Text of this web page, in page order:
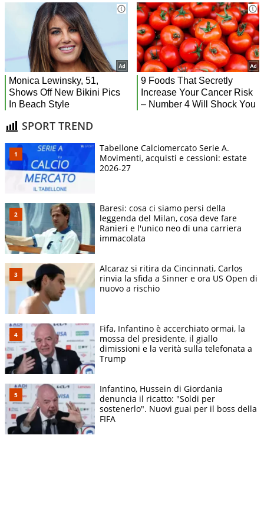
SPORT TREND
Tabellone Calciomercato Serie A.
Movimenti, acquisti e cessioni: estate
2026-27
Baresi: cosa ci siamo persi della
leggenda del Milan, cosa deve fare
Ranieri e l'unico neo di una carriera
immacolata
Alcaraz si ritira da Cincinnati, Carlos
rinvia la sfida a Sinner e ora US Open di
nuovo a rischio
Fifa, Infantino è accerchiato ormai, la
mossa del presidente, il giallo
dimissioni e la verità sulla telefonata a
Trump
Infantino, Hussein di Giordania
denuncia il ricatto: "Soldi per
sostenerlo". Nuovi guai per il boss della
FIFA